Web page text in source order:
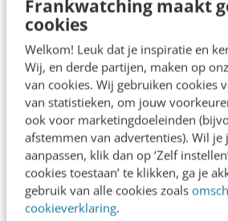
Frankwatching maakt
cookies
Welkom! Leuk dat je inspiratie en
Wij, en derde partijen, maken op
van cookies. Wij gebruiken cookies
van statistieken, om jouw
ook voor marketingdoeleinden
afstemmen van advertenties). Wil je
aanpassen, klik dan op ‘Zelf
cookies toestaan’ te klikken, ga je
gebruik van alle cookies zoals
cookieverklaring.
Ook interessant voor jou
Bekijk alle blogartikelen →
Reflecteer met AI: 5
marketeer maken
3 min·Kim Pot
Je merk opleveren?